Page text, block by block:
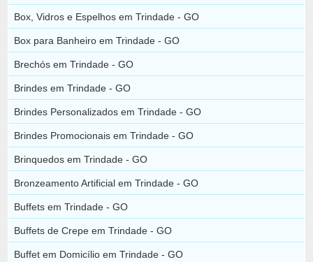
Box, Vidros e Espelhos em Trindade - GO
Box para Banheiro em Trindade - GO
Brechós em Trindade - GO
Brindes em Trindade - GO
Brindes Personalizados em Trindade - GO
Brindes Promocionais em Trindade - GO
Brinquedos em Trindade - GO
Bronzeamento Artificial em Trindade - GO
Buffets em Trindade - GO
Buffets de Crepe em Trindade - GO
Buffet em Domicílio em Trindade - GO